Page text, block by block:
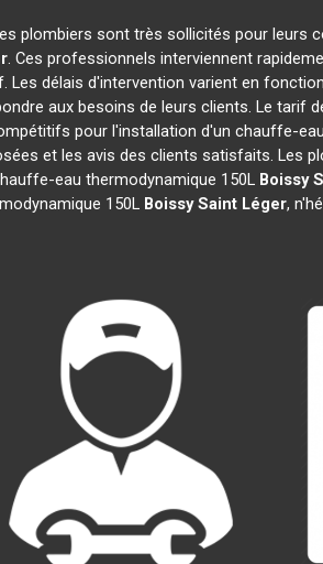
plombiers sont très sollicités pour leurs
. Ces professionnels interviennent
Les délais d'intervention varient en
aux besoins de leurs clients. Le tarif
pour l'installation d'un chauffe-
et les avis des clients satisfaits. Les
eau thermodynamique 150L Boissy
150L Boissy Saint Léger,